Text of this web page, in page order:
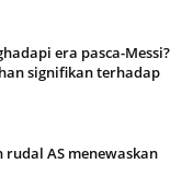
era pasca-Messi?
signifikan terhadap
rudal AS menewaskan